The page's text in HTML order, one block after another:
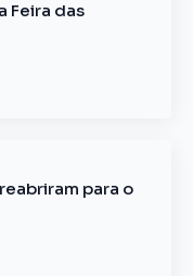
Feira das
para o